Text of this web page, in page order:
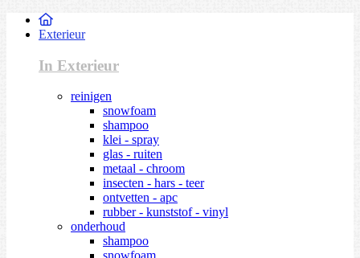
Exterieur
In Exterieur
reinigen
snowfoam
shampoo
klei - spray
glas - ruiten
metaal - chroom
insecten - hars - teer
ontvetten - apc
rubber - kunststof - vinyl
onderhoud
shampoo